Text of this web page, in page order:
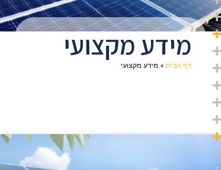
מידע מקצועי
דף הבית » מידע מקצועי